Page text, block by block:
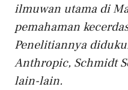
ilmuwan utama di
pemahaman
Penelitiannya
Anthropic, Schmidt
lain-lain.